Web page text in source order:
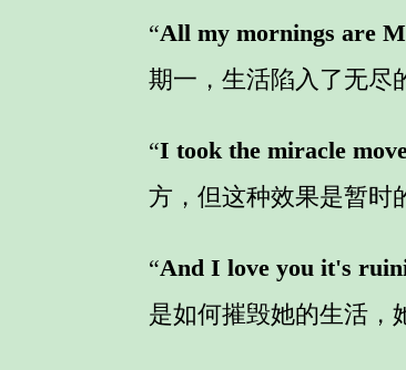
“All my mornings are
期一，生活陷入了无尽
“I took the miracle
方，但这种效果是暂时
“And I love you it's
是如何摧毁她的生活，